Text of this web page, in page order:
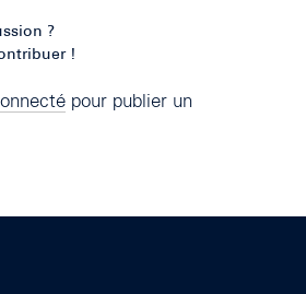
?
!
pour publier un